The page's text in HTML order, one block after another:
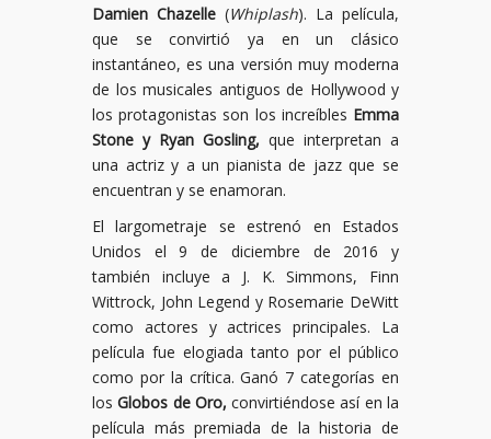
Damien Chazelle (Whiplash). La película,
que se convirtió ya en un clásico
instantáneo, es una versión muy moderna
de los musicales antiguos de Hollywood y
los protagonistas son los increíbles Emma
Stone y Ryan Gosling, que interpretan a
una actriz y a un pianista de jazz que se
encuentran y se enamoran.
El largometraje se estrenó en Estados
Unidos el 9 de diciembre de 2016 y
también incluye a J. K. Simmons, Finn
Wittrock, John Legend y Rosemarie DeWitt
como actores y actrices principales. La
película fue elogiada tanto por el público
como por la crítica. Ganó 7 categorías en
losGlobos de Oro, convirtiéndose así en la
película más premiada de la historia de